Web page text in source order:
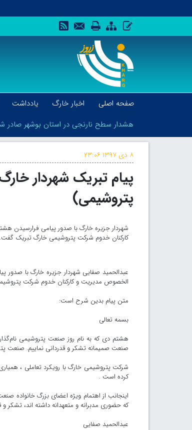
صفحه اصلی اخبار خارگ یادداشت
هشدار سطح نارنجی در استان بوشهر صادر
هشدار سطح نارنجی در استان بوشهر صادر شد
۸ دی ۱۳۹۷ ۲۳:۰۶
پیام تبریک شهردار
پتروشیمی)
شهردار جزیره خارگ با صدور پیامی فرارسیدن
کارکنان خدوم شرکت پتروشیمی خارگ تبریک گفت.
عبدالحمید صفایی شهردار جزیره خارگ با صدور
الخصوص مدیریت و کارکنان خدوم شرکت
متن پیام بدین شرح است:
بسمه تعالی
هشتم دی که به نام روز صنعت پتروشیمی
صنعت صمیمانه تشکر و قدردانی نماییم. صنعت
شرکت پتروشیمی خارگ با رویکرد تعاملی ،
کرده است .
اینجانب از اهتمام ویژه اعضای بزرگ خانواده
که حضوری مدبرانه و متعهدانه داشته اند، تشکر و
عبدالحمید صفایی